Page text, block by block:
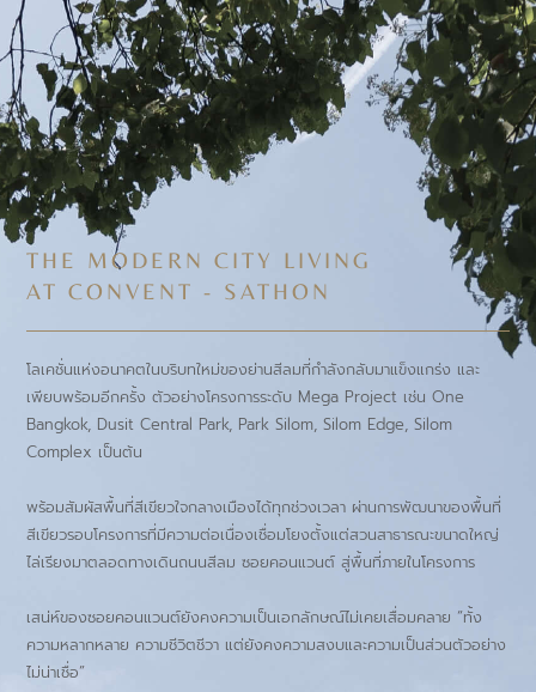
THE MODERN CITY LIVING
AT CONVENT - SATHON
โลเคชั่นแห่งอนาคตในบริบทใหม่ของย่านสีลมที่กำลังกลับมาแข็งแกร่ง และ
เพียบพร้อมอีกครั้ง ตัวอย่างโครงการระดับ Mega Project เช่น One
Bangkok, Dusit Central Park, Park Silom, Silom Edge, Silom
Complex เป็นต้น
พร้อมสัมผัสพื้นที่สีเขียวใจกลางเมืองได้ทุกช่วงเวลา ผ่านการพัฒนาของพื้นที่
สีเขียวรอบโครงการที่มีความต่อเนื่องเชื่อมโยงตั้งแต่สวนสาธารณะขนาดใหญ่
ไล่เรียงมาตลอดทางเดินถนนสีลม ซอยคอนแวนต์ สู่พื้นที่ภายในโครงการ
เสน่ห์ของซอยคอนแวนต์ยังคงความเป็นเอกลักษณ์ไม่เคยเสื่อมคลาย “ทั้ง
ความหลากหลาย ความชีวิตชีวา แต่ยังคงความสงบและความเป็นส่วนตัวอย่าง
ไม่น่าเชื่อ”